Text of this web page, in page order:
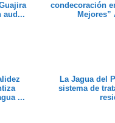
aud...
condecoración
Mejores”
...
La Jagua del
sistema de